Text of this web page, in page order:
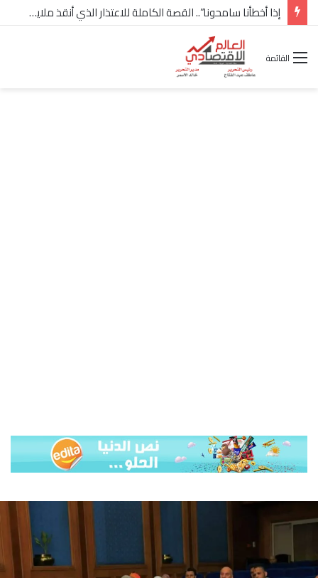
شركة “Scope Developments” تعلن تولي أحمد كمال عيسى منصب الرئيس التنفيذي للقطاع التجاري
القائمة